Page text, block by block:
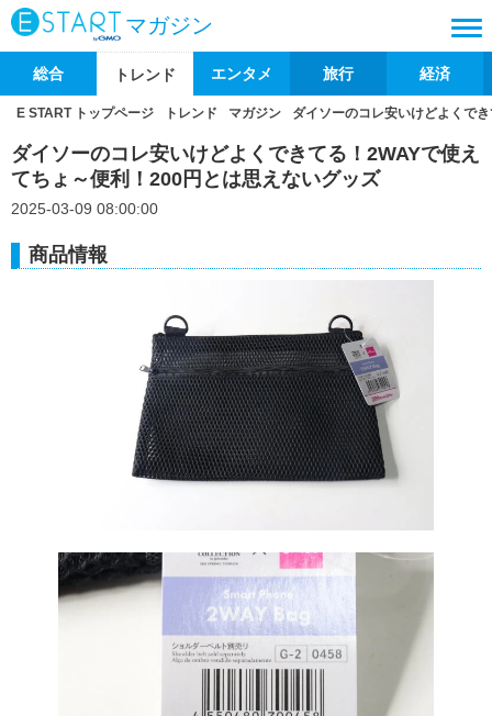
マガジン
総合 トレンド エンタメ 旅行 経済
E START トップページ トレンド マガジン ダイソーのコレ安いけどよくで
ダイソーのコレ安いけどよくできてる！2WAYで使え
てちょ～便利！200円とは思えないグッズ
2025-03-09 08:00:00
商品情報